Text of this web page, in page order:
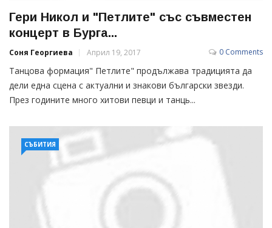
Гери Никол и "Петлите" със съвместен
концерт в Бурга...
Соня Георгиева Април 19, 2017 0 Comments
Танцова формация" Петлите" продължава традицията да
дели една сцена с актуални и знакови български звезди.
През годините много хитови певци и танць...
СЪБИТИЯ